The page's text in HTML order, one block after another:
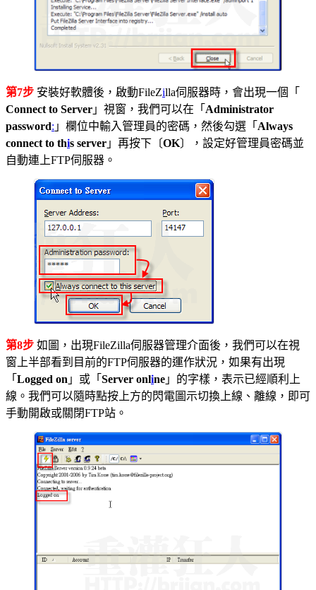
第7步 安裝好軟體後，啟動FileZilla伺服器時，會出現一個「
Connect to Server 」視窗，我們可以在「 Administrator
password: 」欄位中輸入管理員的密碼，然後勾選「 Always
connect to this server 」再按下〔OK〕，設定好管理員密碼並
自動連上FTP伺服器。
第8步 如圖，出現FileZilla伺服器管理介面後，我們可以在視
窗上半部看到目前的FTP伺服器的運作狀況，如果有出現
「 Logged on 」或「 Server online 」的字樣，表示已經順利上
線。我們可以隨時點按上方的閃電圖示切換上線、離線，即可
手動開啟或關閉FTP站。